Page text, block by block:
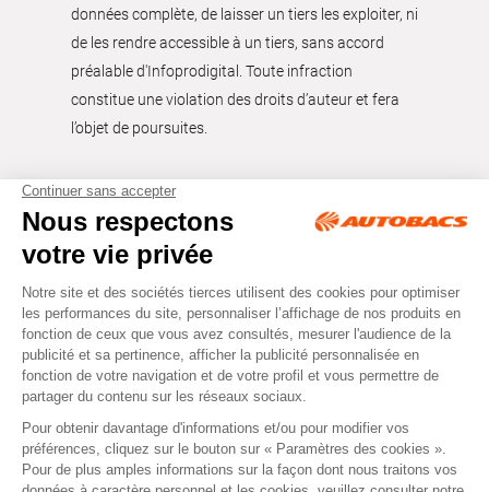
données complète, de laisser un tiers les exploiter, ni
de les rendre accessible à un tiers, sans accord
préalable d'Infoprodigital. Toute infraction
constitue une violation des droits d’auteur et fera
l’objet de poursuites.
Tous droits réservés © Autobacs
Mentions légales RGPD
Cookies CGV